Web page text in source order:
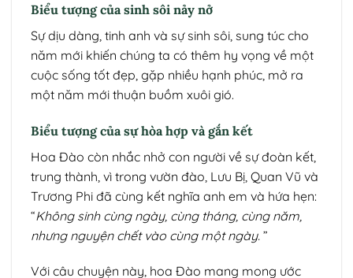
Biểu tượng của sinh sôi nảy nở
Sự dịu dàng, tinh anh và sự sinh sôi, sung túc cho
năm mới khiến chúng ta có thêm hy vọng về một
cuộc sống tốt đẹp, gặp nhiều hạnh phúc, mở ra
một năm mới thuận buồm xuôi gió.
Biểu tượng của sự hòa hợp và gắn kết
Hoa Đào còn nhắc nhở con người về sự đoàn kết,
trung thành, vì trong vườn đào, Lưu Bị, Quan Vũ và
Trương Phi đã cùng kết nghĩa anh em và hứa hẹn:
“Không sinh cùng ngày, cùng tháng, cùng năm,
nhưng nguyện chết vào cùng một ngày. ”
Với câu chuyện này, hoa Đào mang mong ước